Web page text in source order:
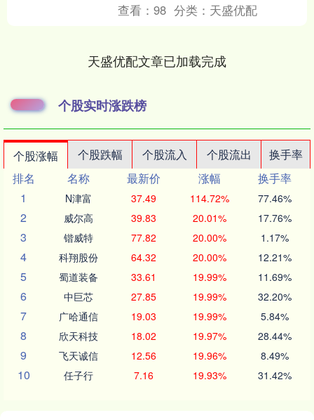
查看：98 分类： 天盛优配
天盛优配文章已加载完成
个股实时涨跌榜
个股涨幅 个股跌幅 个股流入 个股流出
换手率
排名
名称 最新价 涨幅
换手率
1
N津富 37.49 114.72% 77.46%
2 威尔高 39.83 20.01% 17.76%
3 锴威特 77.82 20.00% 1.17%
4 科翔股份 64.32 20.00% 12.21%
5 蜀道装备 33.61 19.99% 11.69%
6 中巨芯 27.85 19.99% 32.20%
7 广哈通信 19.03 19.99% 5.84%
8 欣天科技 18.02 19.97% 28.44%
9 飞天诚信 12.56 19.96% 8.49%
10 任子行 7.16 19.93% 31.42%